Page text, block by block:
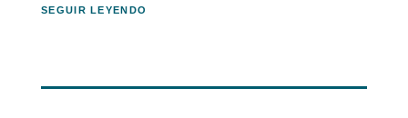
SEGUIR LEYENDO